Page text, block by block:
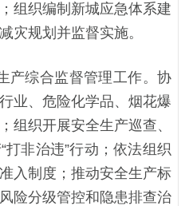
组织编制新城应急体系建
灾规划并监督实施。
产综合监督管理工作。协
业、危险化学品、烟花爆
组织开展安全生产巡查、
非治违”行动；依法组织
入制度；推动安全生产标
险分级管控和隐患排查治